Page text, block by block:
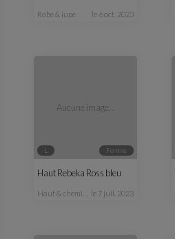
robe & jupe le 6 oct. 2023
Aucune image...
L femme
Haut Rebeka Ross bleu
haut & chemisier le 7 juil. 2023